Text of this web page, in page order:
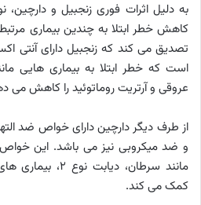
به دلیل اثرات فوری زنجبیل و دارچین،
تصدیق می کند که زنجبیل دارای آنتی
است که خطر ابتلا به بیماری هایی
عروقی و آرتریت روماتوئید را کاهش می
از طرف دیگر دارچین دارای خواص ضد
و ضد میکروبی نیز می باشد. این
مانند سرطان،
کمک می کند.